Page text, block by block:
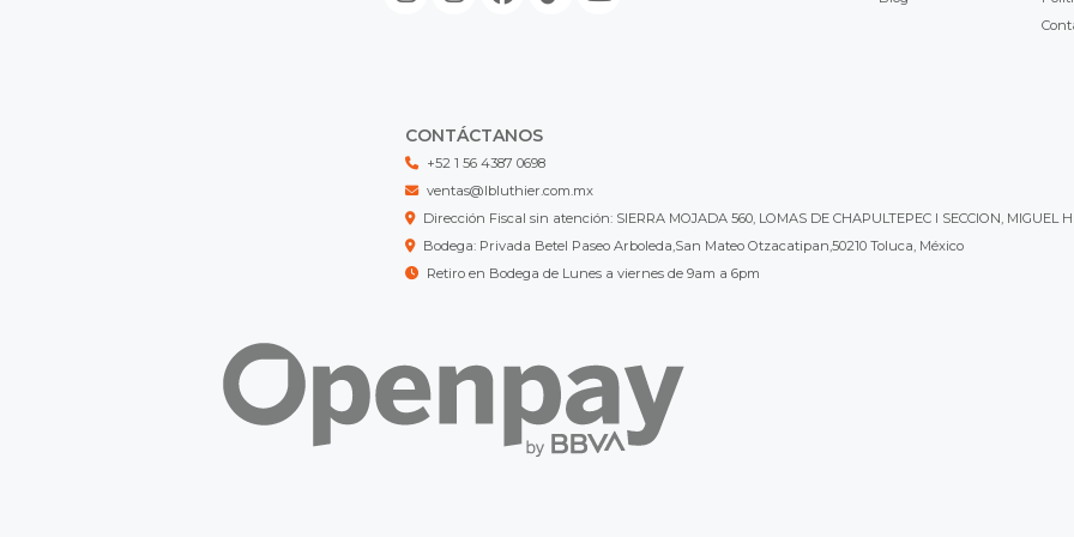
CONTÁCTANOS
+52 1 56 4387 0698
ventas@lbluthier.com.mx
Dirección Fiscal sin atención: SIERRA MOJADA 560, LOMAS DE CHAPULTEPEC I SECCION, MIGUEL
Bodega: Privada Betel Paseo Arboleda,San Mateo Otzacatipan,50210 Toluca, México
Retiro en Bodega de Lunes a viernes de 9am a 6pm